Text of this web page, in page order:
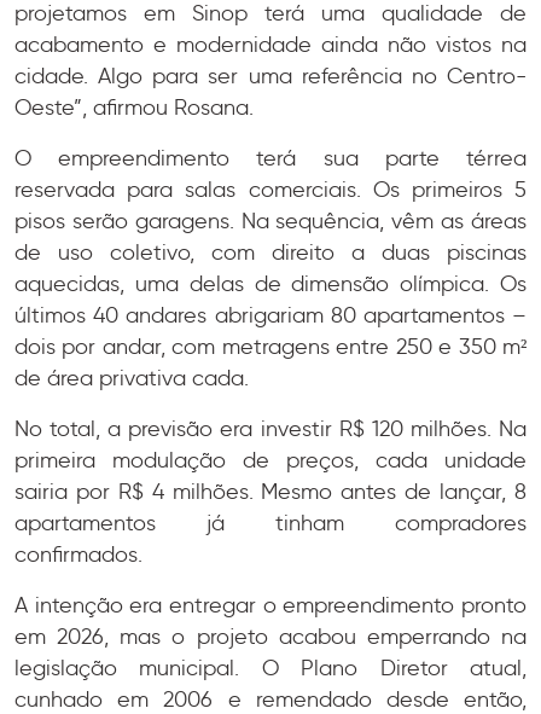
projetamos em Sinop terá uma qualidade de
acabamento e modernidade ainda não vistos na
cidade. Algo para ser uma referência no Centro-
Oeste”, afirmou Rosana.
O empreendimento terá sua parte térrea
reservada para salas comerciais. Os primeiros 5
pisos serão garagens. Na sequência, vêm as áreas
de uso coletivo, com direito a duas piscinas
aquecidas, uma delas de dimensão olímpica. Os
últimos 40 andares abrigariam 80 apartamentos –
dois por andar, com metragens entre 250 e 350 m²
de área privativa cada.
No total, a previsão era investir R$ 120 milhões. Na
primeira modulação de preços, cada unidade
sairia por R$ 4 milhões. Mesmo antes de lançar, 8
apartamentos já tinham compradores
confirmados.
A intenção era entregar o empreendimento pronto
em 2026, mas o projeto acabou emperrando na
legislação municipal. O Plano Diretor atual,
cunhado em 2006 e remendado desde então,